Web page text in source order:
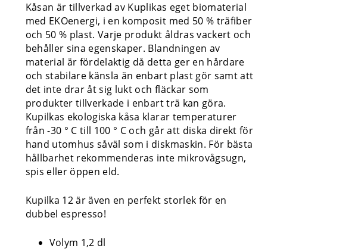
Kåsan är tillverkad av Kuplikas eget biomaterial
med EKOenergi, i en komposit med 50 % träfiber
och 50 % plast. Varje produkt åldras vackert och
behåller sina egenskaper. Blandningen av
material är fördelaktig då detta ger en hårdare
och stabilare känsla än enbart plast gör samt att
det inte drar åt sig lukt och fläckar som
produkter tillverkade i enbart trä kan göra.
Kupilkas ekologiska kåsa klarar temperaturer
från -30 ° C till 100 ° C och går att diska direkt för
hand utomhus såväl som i diskmaskin. För bästa
hållbarhet rekommenderas inte mikrovågsugn,
spis eller öppen eld.
Kupilka 12 är även en perfekt storlek för en
dubbel espresso!
Volym 1,2 dl